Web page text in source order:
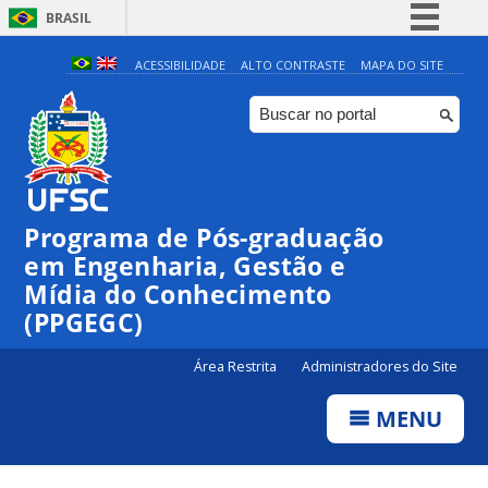
BRASIL
Simplifique!
Comunica BR
Participe
Canais
ACESSIBILIDADE ALTO CONTRASTE MAPA DO SITE
Programa de Pós-graduação
em Engenharia, Gestão e
Mídia do Conhecimento
(PPGEGC)
Área Restrita Administradores do Site
MENU